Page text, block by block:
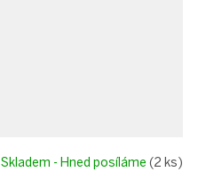
Skladem - Hned posíláme (2 ks)